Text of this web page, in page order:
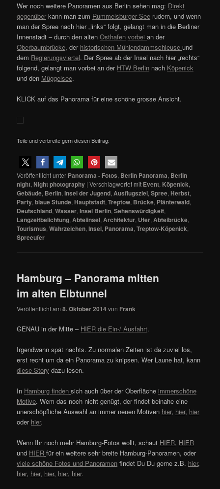
Wer noch weitere Panoramen aus Berlin sehen mag: Direkt
gegenüber kann man zum Rummelsburger See rudern, und wenn
man der Spree nach hier „links“ folgt, gelangt man in die Berliner
Innenstadt – durch den altenOsthafen vorbeian der
Oberbaumbrücke, der historischen Mühlendammschleuseund
dem Regierungsviertel. Der Spree ab der Insel nach hier „rechts“
folgend, gelangt man vorbei an der HTW Berlin nach Köpenick
und den Müggelsee.
KLICK auf das Panorama für eine schöne grosse Ansicht.
Teile und verbreite gern diesen Beitrag:
Veröffentlicht unter Panorama - Fotos, Berlin Panorama, Berlin
night, Night photography |Verschlagwortet mit Event, Köpenick,
Gebäude, Berlin,Insel der Jugend, Ausflugsziel,Spree, Herbst,
Party,blaue Stunde, Hauptstadt,Treptow, Brücke, Plänterwald,
Deutschland,Wasser,Insel Berlin,Sehenswürdigkeit,
Langzeitbelichtung, Abteiinsel, Architektur, Ufer, Abteibrücke,
Tourismus,Wahrzeichen,Insel, Panorama,Treptow-Köpenick,
Spreeufer
Hamburg – Panorama mitten
im alten Elbtunnel
Veröffentlicht am8. Oktober 2014von Frank
GENAU in der Mitte – HIER die Ein-/ Ausfahrt.
Irgendwann spät nachts. Zu normalen Zeiten ist da zuviel los,
erst recht um da ein Panorama zu knipsen. Wer Laune hat, kann
diese Story dazu lesen.
In Hamburg finden sich auch über der Oberflächeimmerschöne
Motive. Wem das noch nicht genügt, der findet beinahe eine
unerschöpfliche Auswahl an immer neuen Motiven hier, hier, hier
oder hier.
Wenn Ihr noch mehr Hamburg-Fotos wollt, schaut HIER, HIER
und HIER für ein weitere sehr breite Hamburg-Panoramen, oder
viele schöne Fotos und Panoramen findet Du Du gerne z.B. hier,
hier, hier, hier, hier, hier.